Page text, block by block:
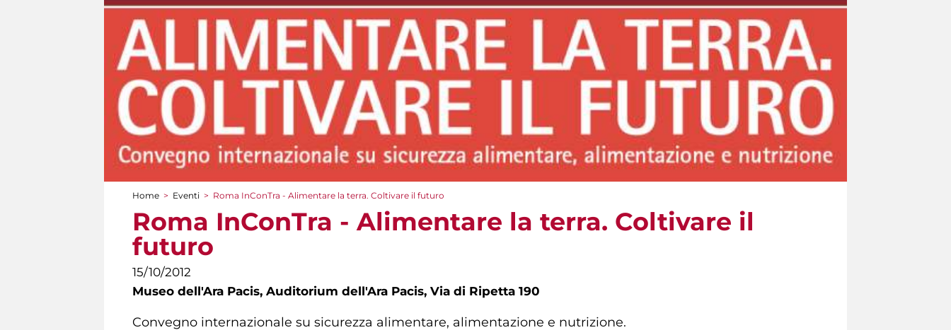
Tu sei qui
Home > Eventi > Roma InConTra - Alimentare la terra. Coltivare il futuro
Roma InConTra - Alimentare la terra. Coltivare il
futuro
15/10/2012
Museo dell'Ara Pacis, Auditorium dell'Ara Pacis, Via di Ripetta 190
Convegno internazionale su sicurezza alimentare, alimentazione e nutrizione.